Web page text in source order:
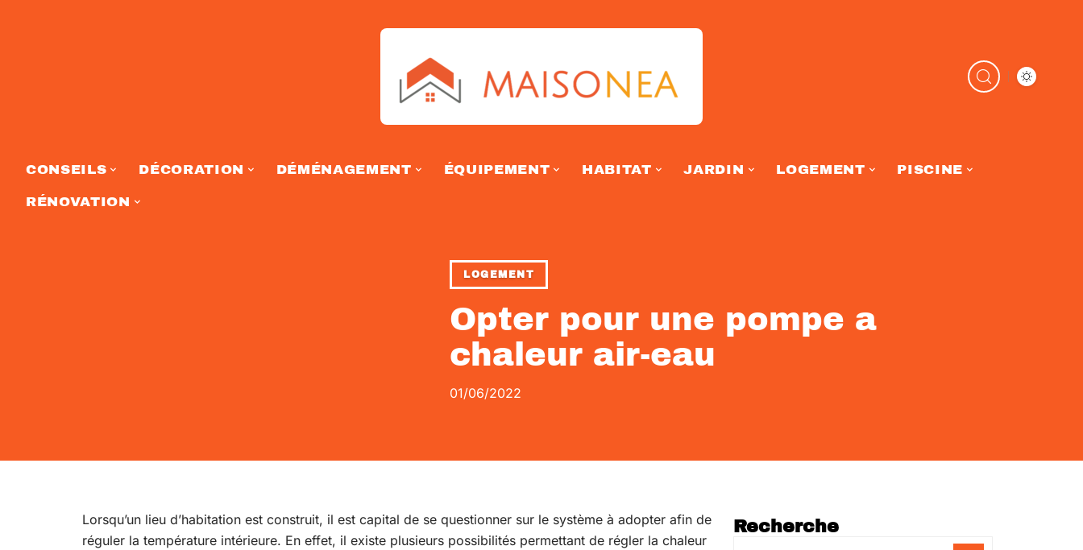
CONSEILS DÉCORATION DÉMÉNAGEMENT ÉQUIPEMENT HABITAT JARDIN LOGEMENT PISCINE
RÉNOVATION
LOGEMENT
Opter pour une pompe a
chaleur air-eau
01/06/2022
Lorsqu’un lieu d’habitation est construit, il est capital de se questionner sur le système à adopter afin de
réguler la température intérieure. En effet, il existe plusieurs possibilités permettant de régler la chaleur
Recherche